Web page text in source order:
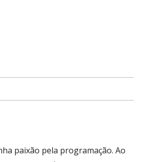
paixão pela programação. Ao